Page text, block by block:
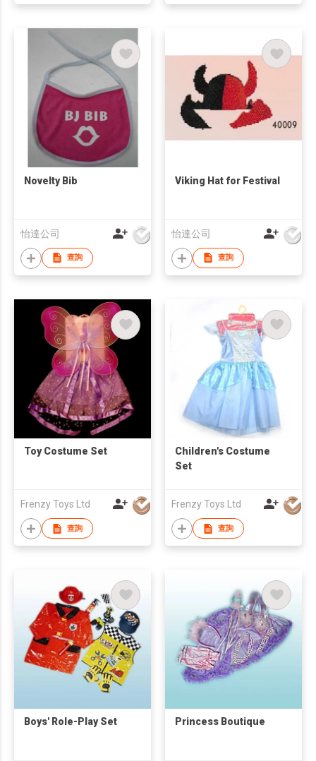
Novelty Bib
怡達公司
查詢
Viking Hat for Festival
怡達公司
查詢
Toy Costume Set
Frenzy Toys Ltd
查詢
Children's Costume
Set
Frenzy Toys Ltd
查詢
Boys' Role-Play Set Princess Boutique